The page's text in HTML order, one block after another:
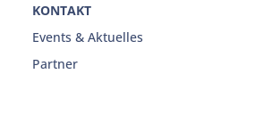
KONTAKT
Events & Aktuelles
Partner